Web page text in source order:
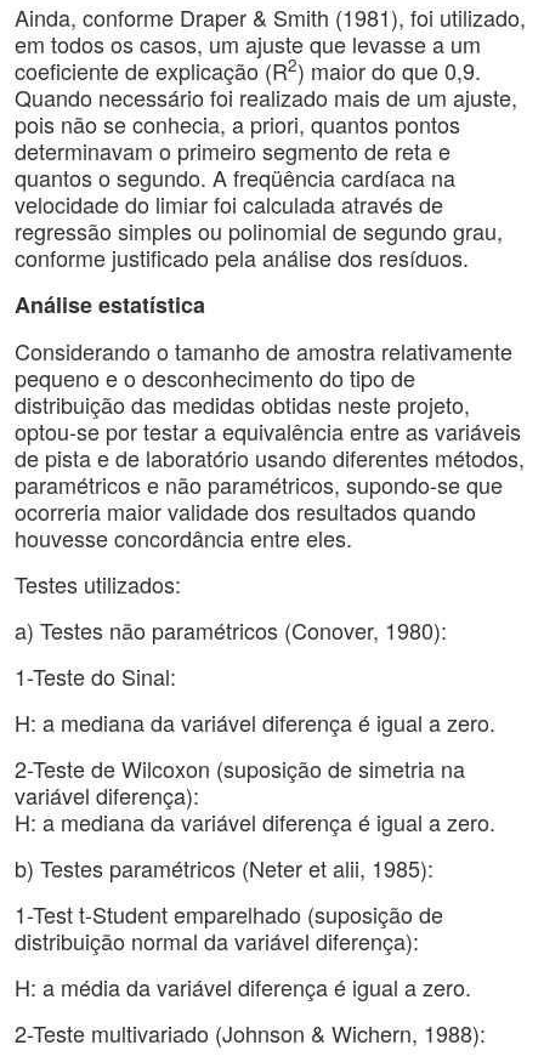
Ainda, conforme Draper & Smith (1981), foi utilizado,
em todos os casos, um ajuste que levasse a um
coeficiente de explicação (R2) maior do que 0,9.
Quando necessário foi realizado mais de um ajuste,
pois não se conhecia, a priori, quantos pontos
determinavam o primeiro segmento de reta e
quantos o segundo. A freqüência cardíaca na
velocidade do limiar foi calculada através de
regressão simples ou polinomial de segundo grau,
conforme justificado pela análise dos resíduos.
Análise estatística
Considerando o tamanho de amostra relativamente
pequeno e o desconhecimento do tipo de
distribuição das medidas obtidas neste projeto,
optou-se por testar a equivalência entre as variáveis
de pista e de laboratório usando diferentes métodos,
paramétricos e não paramétricos, supondo-se que
ocorreria maior validade dos resultados quando
houvesse concordância entre eles.
Testes utilizados:
a) Testes não paramétricos (Conover, 1980):
1-Teste do Sinal:
H: a mediana da variável diferença é igual a zero.
2-Teste de Wilcoxon (suposição de simetria na
variável diferença):
H: a mediana da variável diferença é igual a zero.
b) Testes paramétricos (Neter et alii, 1985):
1-Test t-Student emparelhado (suposição de
distribuição normal da variável diferença):
H: a média da variável diferença é igual a zero.
2-Teste multivariado (Johnson & Wichern, 1988):